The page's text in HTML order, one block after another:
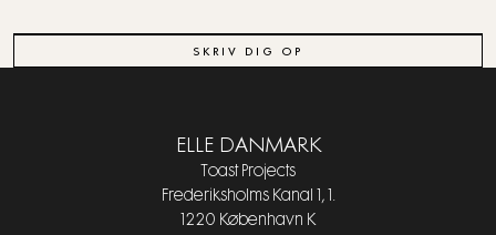
SKRIV DIG OP
ELLE DANMARK
Toast Projects
Frederiksholms Kanal 1, 1.
1220 København K